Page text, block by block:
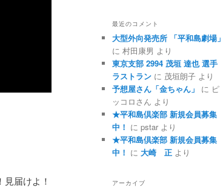
届けよ！
最近のコメント
大型外向発売所 「平和島劇場」
に 村田康男 より
東京支部 2994 茂垣 達也 選手
ラストラン に 茂垣朗子 より
予想屋さん「金ちゃん」
に ピ
ッコロさん より
★平和島倶楽部 新規会員募集
中！ に pstar より
★平和島倶楽部 新規会員募集
中！ に 大崎 正 より
アーカイブ